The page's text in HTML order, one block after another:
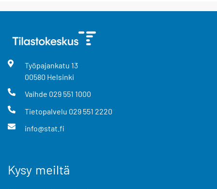
Työpajankatu 13
00580 Helsinki
Vaihde 029 551 1000
Tietopalvelu 029 551 2220
info@stat.fi
Kysy meiltä